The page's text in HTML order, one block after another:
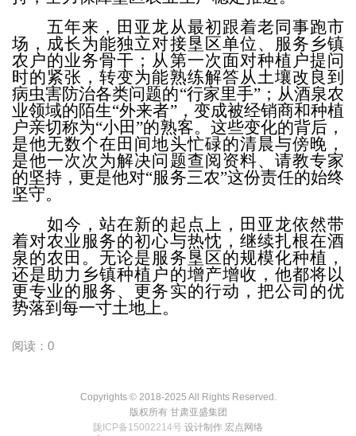
五年来，田亚龙从最初跟着老同事跑市
场，成长为能独立对接垦区单位、服务乡镇
农户的业务骨干；从第一次面对种植户提问
时的紧张，转变为能熟练解答从土壤改良到
病虫害防治各类问题的“行家里手”；从酒泉农
业领域的陌生“外来者”，变成被经销商和种植
户亲切称为“小田”的熟客。 这些变化的背后，
是他无数个在田间地头忙碌的清晨与傍晚，
是他一次次为解决问题查阅资料、请教专家
的坚持，更是他对“服务三农”这份责任的始终
坚守。
如今，站在新的起点上，田亚龙依然带
着对农业服务的初心与热忱，继续扎根在酒
泉的农田。无论是服务垦区的规模化种植，
还是助力乡镇种植户的增产增收，他都将以
更专业的服务、更务实的行动，把公司 的优
势落到每一寸土地上。
阅读：0
Copyrights © 2018-2025 All Rights Reserved.
版权所有 甘肃亚盛集团
陇ICP备15002214号 设计制作 宏点网络